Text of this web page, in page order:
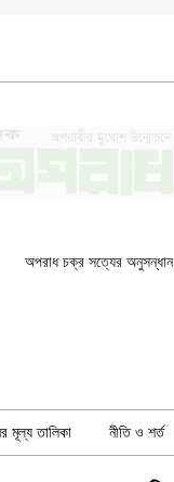
অপরাধ চক্র সত্যের অনুসন্ধান
মূল্য তালিকা নীতি ও শর্ত